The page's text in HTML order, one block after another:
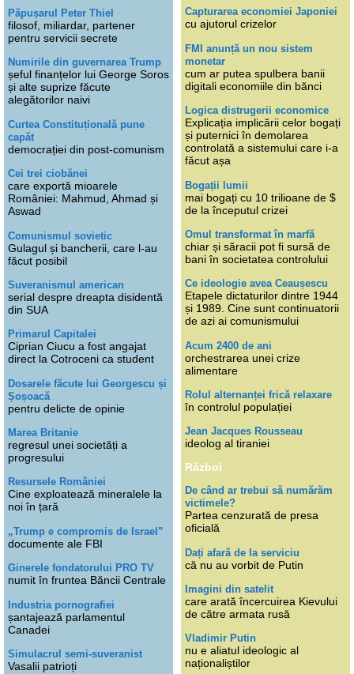
Păpușarul Peter Thiel
filosof, miliardar, partener
pentru servicii secrete
Numirile din guvernarea Trump
șeful finanțelor lui George Soros
și alte suprize făcute
alegătorilor naivi
Curtea Constituțională pune
capăt
democrației din post-comunism
Cei trei ciobănei
care exportă mioarele
României: Mahmud, Ahmad și
Aswad
Comunismul sovietic
Gulagul și bancherii, care l-au
făcut posibil
Suveranismul american
serial despre dreapta disidentă
din SUA
Primarul Capitalei
Ciprian Ciucu a fost angajat
direct la Cotroceni ca student
Dosarele făcute lui Georgescu și
Șoșoacă
pentru delicte de opinie
Marea Britanie
regresul unei societăți a
progresului
Resursele României
Cine exploatează mineralele la
noi în țară
„Trump e compromis de Israel”
documente ale FBI
Ginerele fondatorului PRO TV
numit în fruntea Băncii Centrale
Industria pornografiei
șantajează parlamentul
Canadei
Simulacrul semi-suveranist
Vasalii patrioți
Capturarea economiei Japoniei
cu ajutorul crizelor
FMI anunță un nou sistem
monetar
cum ar putea spulbera banii
digitali economiile din bănci
Logica distrugerii economice
Explicația implicării celor bogați
și puternici în demolarea
controlată a sistemului care i-a
făcut așa
Bogații lumii
mai bogați cu 10 trilioane de $
de la începutul crizei
Omul transformat în marfă
chiar și săracii pot fi sursă de
bani în societatea controlului
Ce ideologie avea Ceaușescu
Etapele dictaturilor dintre 1944
și 1989. Cine sunt continuatorii
de azi ai comunismului
Acum 2400 de ani
orchestrarea unei crize
alimentare
Rolul alternanței frică relaxare
în controlul populației
Jean Jacques Rousseau
ideolog al tiraniei
Război
De când ar trebui să numărăm
victimele?
Partea cenzurată de presa
oficială
Dați afară de la serviciu
că nu au vorbit de Putin
Imagini din satelit
care arată încercuirea Kievului
de către armata rusă
Vladimir Putin
nu e aliatul ideologic al
naționaliștilor